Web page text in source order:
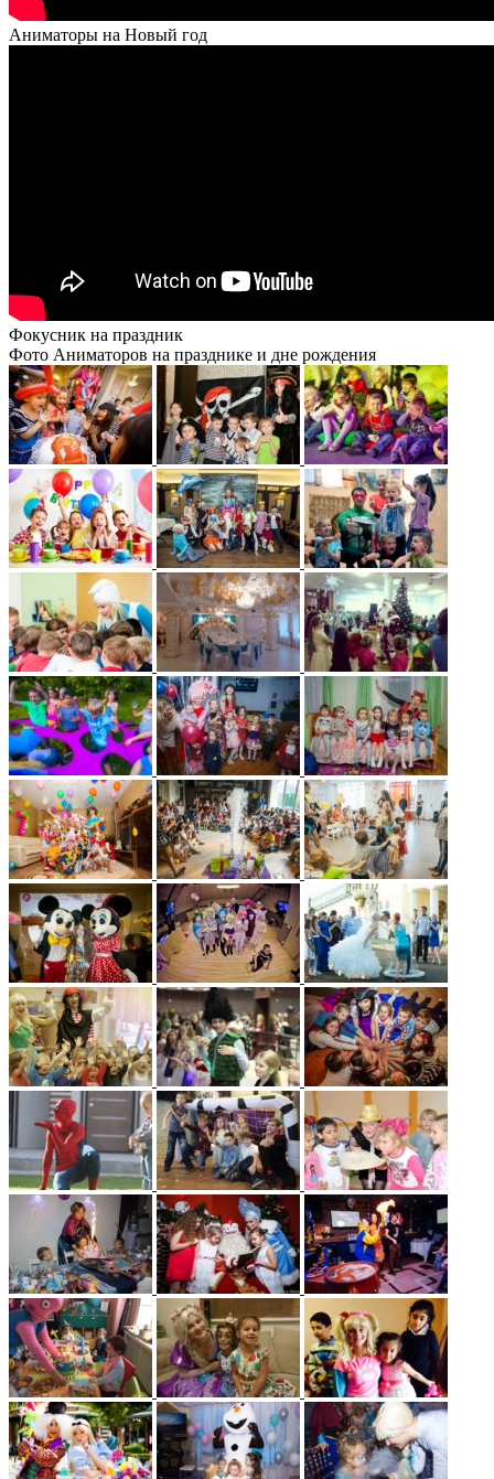
Аниматоры на Новый год
Фокусник на праздник
Фото Аниматоров на празднике и дне рождения